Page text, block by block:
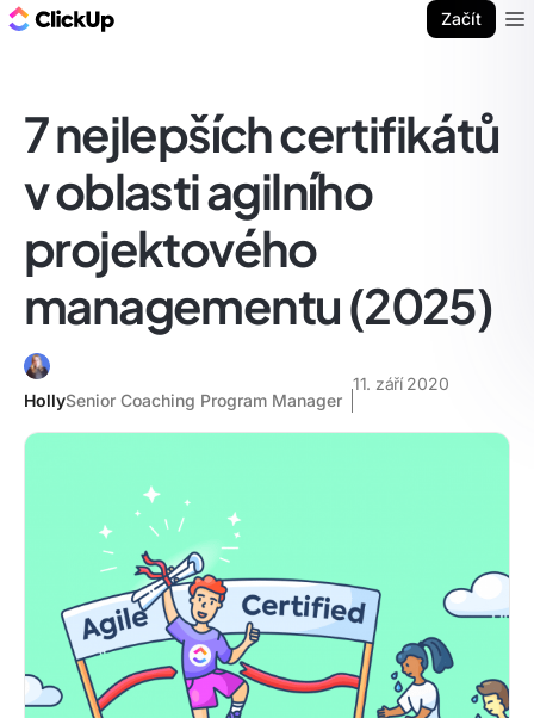
Začít
7 nejlepších certifikátů
v oblasti agilního
projektového
managementu (2025)
HollySenior Coaching Program Manager
11. září 2020